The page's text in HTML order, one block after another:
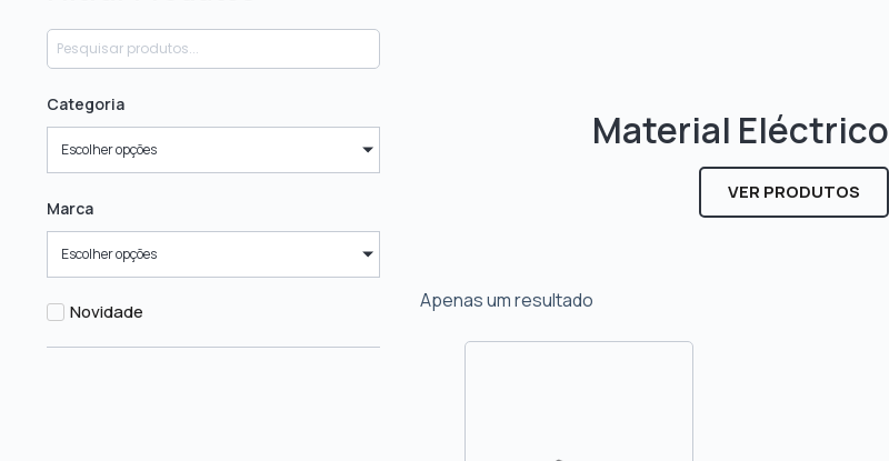
Categoria
Escolher opções
Marca
Escolher opções
Novidade
Material Eléctrico
VER PRODUTOS
Apenas um resultado